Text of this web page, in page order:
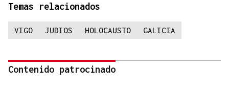
Temas relacionados
VIGO JUDIOS HOLOCAUSTO GALICIA
Contenido patrocinado